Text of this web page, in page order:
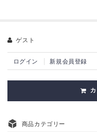
ゲスト
ログイン 新規会員登録
商品カテゴリー